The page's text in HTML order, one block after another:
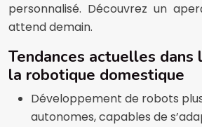
personnalisé. Découvrez un
attend demain.
Tendances actuelles dans
la robotique domestique
Développement de robots
autonomes, capables de